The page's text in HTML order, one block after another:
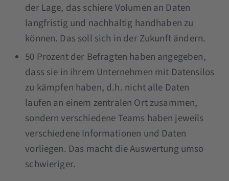
der Lage, das schiere Volumen an Daten
langfristig und nachhaltig handhaben zu
können. Das soll sich in der Zukunft ändern.
50 Prozent der Befragten haben angegeben,
dass sie in ihrem Unternehmen mit Datensilos
zu kämpfen haben, d.h. nicht alle Daten
laufen an einem zentralen Ort zusammen,
sondern verschiedene Teams haben jeweils
verschiedene Informationen und Daten
vorliegen. Das macht die Auswertung umso
schwieriger.